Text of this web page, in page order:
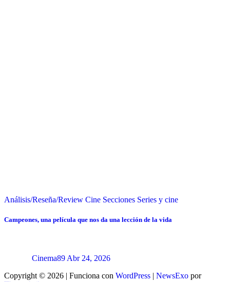
Análisis/Reseña/Review Cine Secciones Series y cine
Campeones, una película que nos da una lección de la vida
Cinema89 Abr 24, 2026
Copyright © 2026 | Funciona con WordPress | NewsExo por